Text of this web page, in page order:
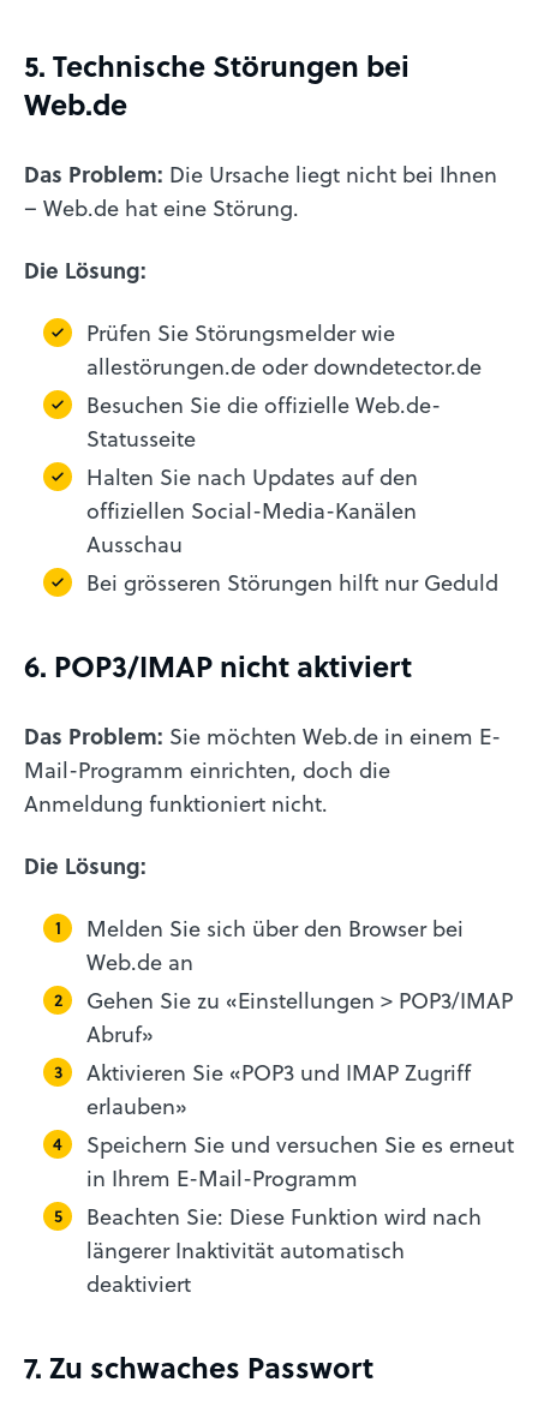
5. Technische Störungen bei
Web.de
Das Problem: Die Ursache liegt nicht bei Ihnen
– Web.de hat eine Störung.
Die Lösung:
Prüfen Sie Störungsmelder wie
allestörungen.de oder downdetector.de
Besuchen Sie die offizielle Web.de-
Statusseite
Halten Sie nach Updates auf den
offiziellen Social-Media-Kanälen
Ausschau
Bei grösseren Störungen hilft nur Geduld
6. POP3/IMAP nicht aktiviert
Das Problem: Sie möchten Web.de in einem E-
Mail-Programm einrichten, doch die
Anmeldung funktioniert nicht.
Die Lösung:
Melden Sie sich über den Browser bei
Web.de an
Gehen Sie zu «Einstellungen > POP3/IMAP
Abruf»
Aktivieren Sie «POP3 und IMAP Zugriff
erlauben»
Speichern Sie und versuchen Sie es erneut
in Ihrem E-Mail-Programm
Beachten Sie: Diese Funktion wird nach
längerer Inaktivität automatisch
deaktiviert
7. Zu schwaches Passwort